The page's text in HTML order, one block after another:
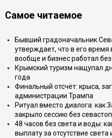
Самое читаемое
Бывший градоначальник
утверждает, что в его время
вообще и бизнес работал без
Крымский туризм нащупал
года
Финальный отсчёт: крыса,
администрации Трампа
Ритуал вместо диалога: как
закрыло сессию без
48 часов без света и воды:
выплату за отсутствие